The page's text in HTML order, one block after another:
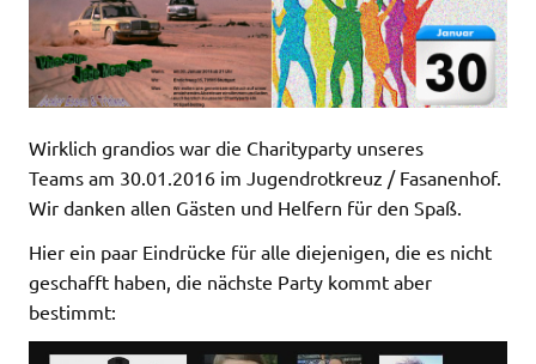
Wirklich grandios war die Charityparty unseres
Teams am 30.01.2016 im Jugendrotkreuz / Fasanenhof.
Wir danken allen Gästen und Helfern für den Spaß.
Hier ein paar Eindrücke für alle diejenigen, die es nicht
geschafft haben, die nächste Party kommt aber
bestimmt: